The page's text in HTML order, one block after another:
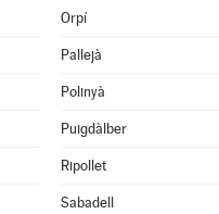
Orpí
Pallejà
Polinyà
Puigdàlber
Ripollet
Sabadell